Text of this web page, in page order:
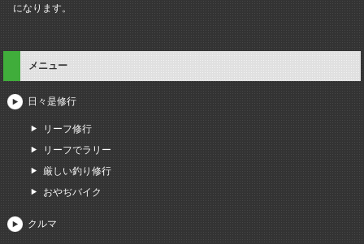
になります。
メニュー
日々是修行
リーフ修行
リーフでラリー
厳しい釣り修行
おやぢバイク
クルマ